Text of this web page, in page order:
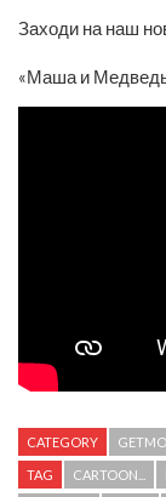
Заходи на наш
«Маша и
CATEGORY
TAG CARTOON...